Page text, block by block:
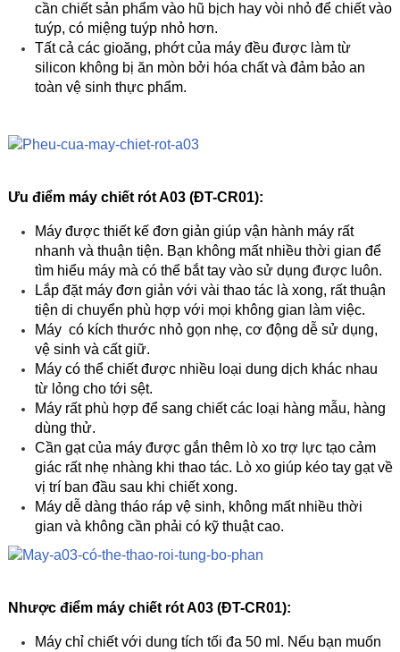
cần chiết sản phẩm vào hũ bịch hay vòi nhỏ để chiết vào
tuýp, có miệng tuýp nhỏ hơn.
Tất cả các gioăng, phớt của máy đều được làm từ
silicon không bị ăn mòn bởi hóa chất và đảm bảo an
toàn vệ sinh thực phẩm.
Ưu điểm máy chiết rót A03 (ĐT-CR01):
Máy được thiết kế đơn giản giúp vận hành máy rất
nhanh và thuận tiện. Bạn không mất nhiều thời gian để
tìm hiểu máy mà có thể bắt tay vào sử dụng được luôn.
Lắp đặt máy đơn giản với vài thao tác là xong, rất thuận
tiện di chuyển phù hợp với mọi không gian làm việc.
Máy có kích thước nhỏ gọn nhẹ, cơ động dễ sử dụng,
vệ sinh và cất giữ.
Máy có thể chiết được nhiều loại dung dịch khác nhau
từ lỏng cho tới sệt.
Máy rất phù hợp để sang chiết các loại hàng mẫu, hàng
dùng thử.
Cần gạt của máy được gắn thêm lò xo trợ lực tạo cảm
giác rất nhẹ nhàng khi thao tác. Lò xo giúp kéo tay gạt về
vị trí ban đầu sau khi chiết xong.
Máy dễ dàng tháo ráp vệ sinh, không mất nhiều thời
gian và không cần phải có kỹ thuật cao.
Nhược điểm máy chiết rót A03 (ĐT-CR01):
Máy chỉ chiết với dung tích tối đa 50 ml. Nếu bạn muốn